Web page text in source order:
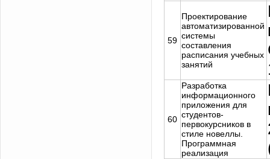
59
Проектирование
автоматизированной
системы
составления
расписания учебных
занятий
60
Разработка
информационного
приложения для
студентов-
первокурсников в
стиле новеллы.
Программная
реализация